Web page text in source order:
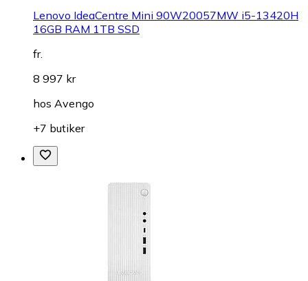
Lenovo IdeaCentre Mini 90W20057MW i5-13420H
16GB RAM 1TB SSD
fr.
8 997 kr
hos Avengo
+7 butiker